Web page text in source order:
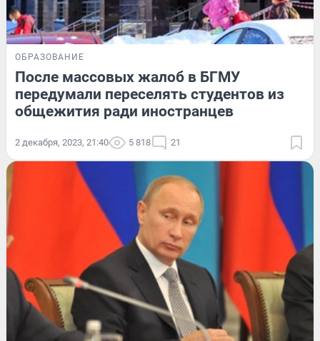
ОБРАЗОВАНИЕ
После массовых жалоб в БГМУ
передумали переселять студентов из
общежития ради иностранцев
2 декабря, 2023, 21:40 5 818 21